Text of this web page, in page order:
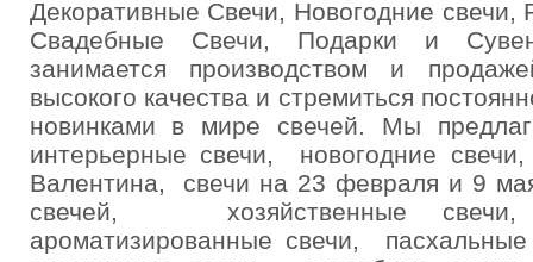
Декоративные Свечи, Новогодние
Свадебные Свечи, Подарки и
занимается производством и
высокого качества и стремиться
новинками в мире свечей. Мы
интерьерные свечи, новогодние
Валентина, свечи на 23 февраля и 9
свечей, хозяйственные
ароматизированные свечи,